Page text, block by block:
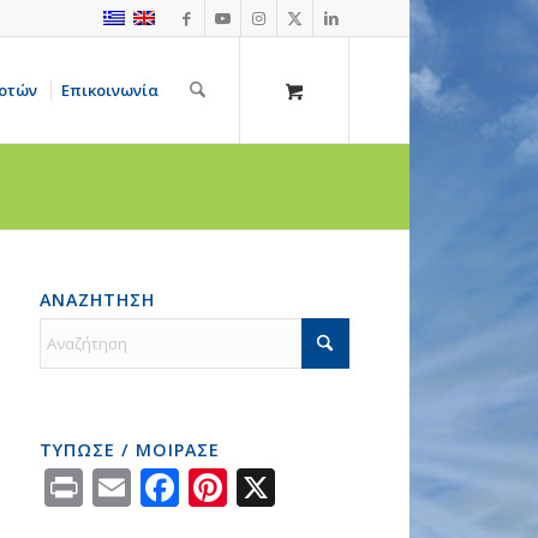
Επικοινωνία
ΑΝΑΖΗΤΗΣΗ
ΤΥΠΩΣΕ / ΜΟΙΡΑΣΕ
PrintEmailFacebook
Pinterest